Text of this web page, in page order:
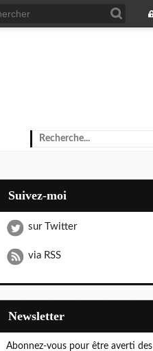
Suivez-moi
sur Twitter
via RSS
Newsletter
Abonnez-vous pour être averti des